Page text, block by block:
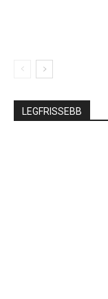
LEGFRISSEBB